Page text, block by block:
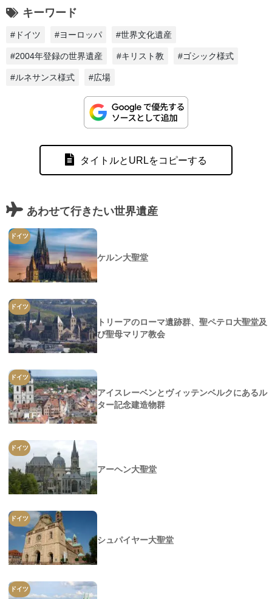
キーワード
#ドイツ #ヨーロッパ #世界文化遺産
#2004年登録の世界遺産 #キリスト教 #ゴシック様式
#ルネサンス様式 #広場
タイトルとURLをコピーする
あわせて行きたい世界遺産
ドイツ
ケルン大聖堂
ドイツ
トリーアのローマ遺跡群、聖ペテロ大聖堂及
び聖母マリア教会
ドイツ
アイスレーベンとヴィッテンベルクにあるル
ター記念建造物群
ドイツ
アーヘン大聖堂
ドイツ
シュパイヤー大聖堂
ドイツ